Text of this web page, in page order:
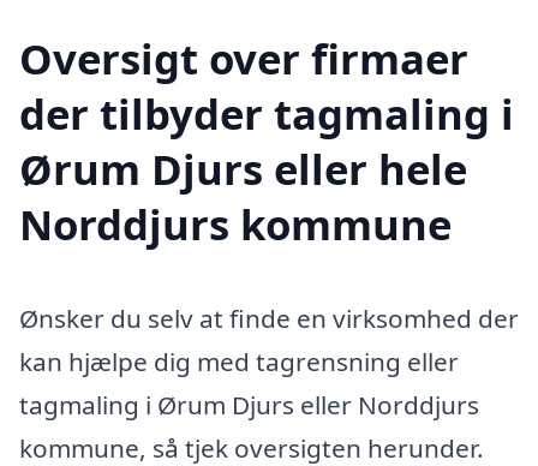
Oversigt over firmaer
der tilbyder tagmaling i
Ørum Djurs eller hele
Norddjurs kommune
Ønsker du selv at finde en virksomhed der
kan hjælpe dig med tagrensning eller
tagmaling i Ørum Djurs eller Norddjurs
kommune, så tjek oversigten herunder.